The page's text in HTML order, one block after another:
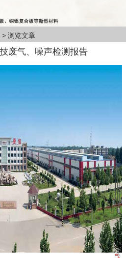
> 浏览文章
废气、噪声检测报告